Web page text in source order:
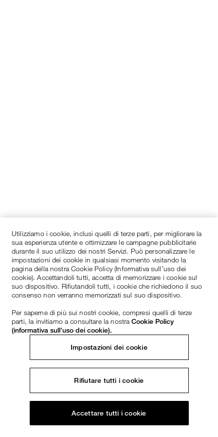
Utilizziamo i cookie, inclusi quelli di terze parti, per migliorare la
sua esperienza utente e ottimizzare le campagne pubblicitarie
durante il suo utilizzo dei nostri Servizi. Può personalizzare le
impostazioni dei cookie in qualsiasi momento visitando la
pagina della nostra Cookie Policy (Informativa sull’uso dei
cookie). Accettandoli tutti, accetta di memorizzare i cookie sul
suo dispositivo. Rifiutandoli tutti, i cookie che richiedono il suo
consenso non verranno memorizzati sul suo dispositivo.
Per saperne di più sui nostri cookie, compresi quelli di terze
parti, la invitiamo a consultare la nostraCookie Policy
(informativa sull’uso dei cookie).
Impostazioni dei cookie
Rifiutare tutti i cookie
Accettare tutti i cookie